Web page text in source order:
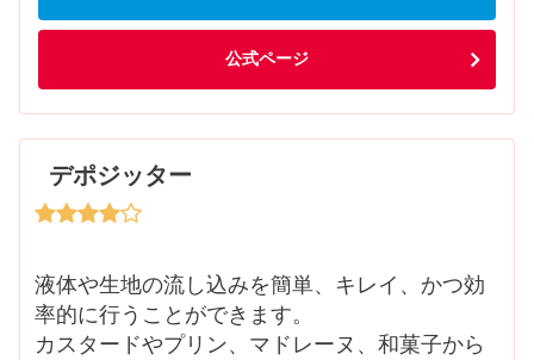
公式ページ
デポジッター
液体や生地の流し込みを簡単、キレイ、かつ効
率的に行うことができます。
カスタードやプリン、マドレーヌ、和菓子から